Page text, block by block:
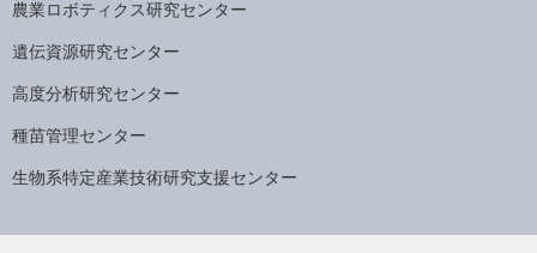
農業ロボティクス研究センター
遺伝資源研究センター
高度分析研究センター
種苗管理センター
生物系特定産業技術研究支援センター